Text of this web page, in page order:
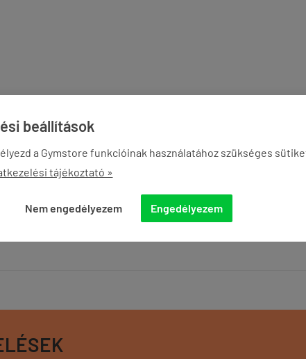
beállítások
a Gymstore funkcióinak használatához szükséges
tájékoztató »
Nem engedélyezem Engedélyezem